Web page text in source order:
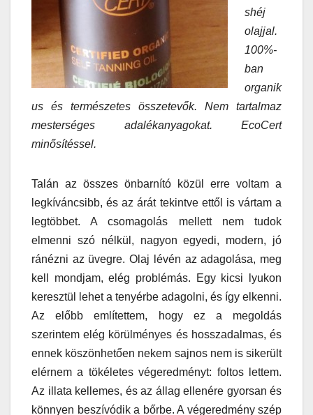
shéj
olajjal.
100%-
ban
organik
us és természetes összetevők. Nem tartalmaz
mesterséges adalékanyagokat. EcoCert
minősítéssel.
Talán az összes önbarnító közül erre voltam a
legkíváncsibb, és az árát tekintve ettől is vártam a
legtöbbet. A csomagolás mellett nem tudok
elmenni szó nélkül, nagyon egyedi, modern, jó
ránézni az üvegre. Olaj lévén az adagolása, meg
kell mondjam, elég problémás. Egy kicsi lyukon
keresztül lehet a tenyérbe adagolni, és így elkenni.
Az előbb említettem, hogy ez a megoldás
szerintem elég körülményes és hosszadalmas, és
ennek köszönhetően nekem sajnos nem is sikerült
elérnem a tökéletes végeredményt: foltos lettem.
Az illata kellemes, és az állag ellenére gyorsan és
könnyen beszívódik a bőrbe. A végeredmény szép